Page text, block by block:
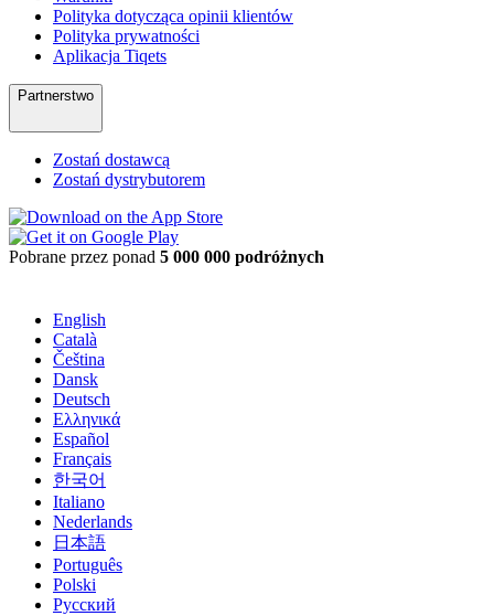
Polityka dotycząca opinii klientów
Polityka prywatności
Aplikacja Tiqets
Partnerstwo
Zostań dostawcą
Zostań dystrybutorem
Pobrane przez ponad 5 000 000 podróżnych
English
Català
Čeština
Dansk
Deutsch
Ελληνικά
Español
Français
한국어
Italiano
Nederlands
日本語
Português
Polski
Русский